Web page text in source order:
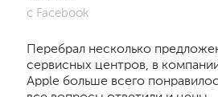
с Facebook
Перебрал несколько
сервисных центров, в
Apple больше всего